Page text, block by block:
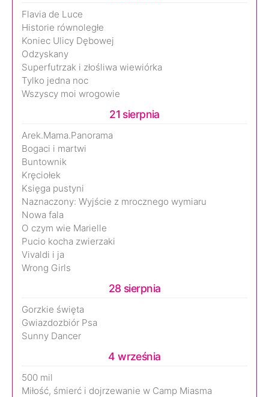
Flavia de Luce
Historie równoległe
Koniec Ulicy Dębowej
Odzyskany
Superfutrzak i złośliwa wiewiórka
Tylko jedna noc
Wszyscy moi wrogowie
21 sierpnia
Arek.Mama.Panorama
Bogaci i martwi
Buntownik
Kręciołek
Księga pustyni
Naznaczony: Wyjście z mrocznego wymiaru
Nowa fala
O czym wie Marielle
Pucio kocha zwierzaki
Vivaldi i ja
Wrong Girls
28 sierpnia
Gorzkie święta
Gwiazdozbiór Psa
Sunny Dancer
4 września
500 mil
Miłość, śmierć i dojrzewanie w Camp Miasma